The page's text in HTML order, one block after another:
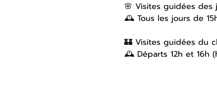
🌸 Visites guidées des
🕰 Tous les jours de
🏰 Visites guidées du
🕰 Départs 12h et 16h